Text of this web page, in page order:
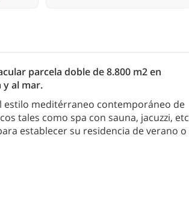
parcela doble de 8.800 m2 en
y al mar.
estilo meditérraneo contemporáneo de
tales como spa con sauna, jacuzzi, etc
establecer su residencia de verano o